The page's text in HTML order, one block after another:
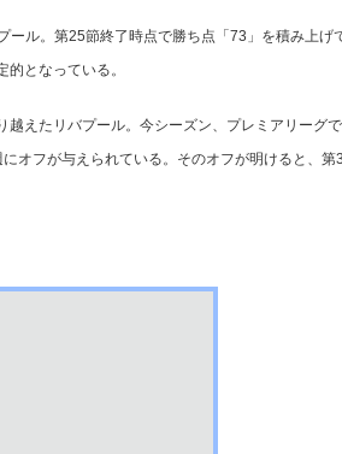
ル。第25節終了時点で勝ち点「73」を積み上げ
となっている。
えたリバプール。今シーズン、プレミアリーグ
オフが与えられている。そのオフが明けると、第